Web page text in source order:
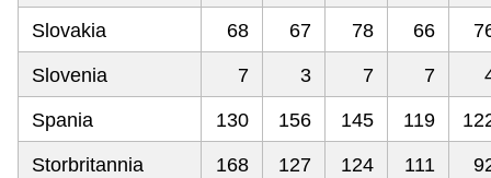
Slovakia 68 67 78 66
Slovenia 7 3 7 7
Spania 130 156 145 119
Storbritannia 168 127 124 111